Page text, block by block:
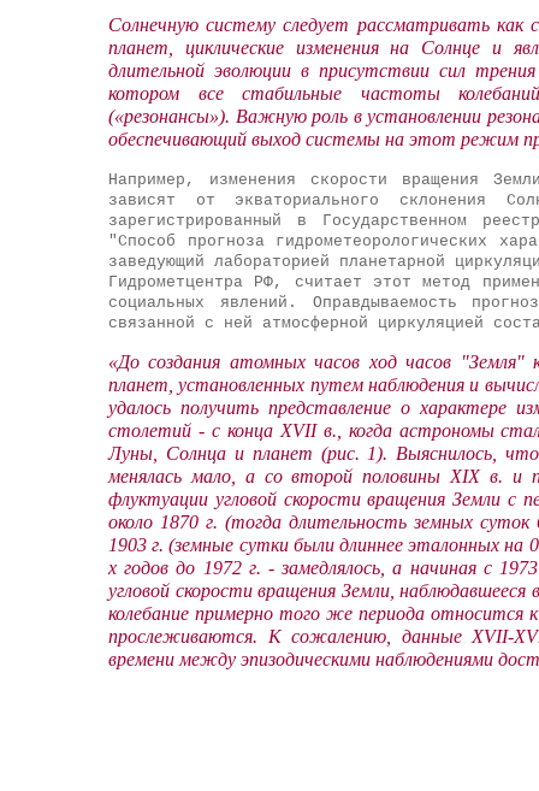
Солнечную систему следует рассматривать как
планет, циклические изменения на Солнце и
длительной эволюции в присутствии сил
котором все стабильные частоты
(«резонансы»). Важную роль в установлении
обеспечивающий выход системы на этот режим
Например, изменения скорости вращения
зависят от экваториального склонения
зарегистрированный в Государственном
"Способ прогноза гидрометеорологических
заведующий лабораторией планетарной
Гидрометцентра РФ, считает этот метод
социальных явлений. Оправдываемость
связанной с ней атмосферной циркуляцией
«До создания атомных часов ход часов "Земля"
планет, установленных путем наблюдения и
удалось получить представление о характере
столетий - с конца XVII в., когда астрономы
Луны, Солнца и планет (рис. 1). Выяснилось,
менялась мало, а со второй половины XIX в. и
флуктуации угловой скорости вращения Земли с
около 1870 г. (тогда длительность земных
1903 г. (земные сутки были длиннее эталонных на
х годов до 1972 г. - замедлялось, а начиная с
угловой скорости вращения Земли,
колебание примерно того же периода относится
прослеживаются. К сожалению, данные XVII-
времени между эпизодическими наблюдениями